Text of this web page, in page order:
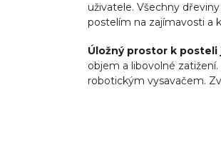
uživatele. Všechny
postelím na zajímavosti a
Úložný prostor k
objem a libovolné
robotickým vysavačem.